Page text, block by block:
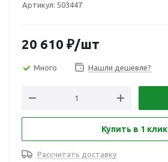
Артикул: 503447
20 610 ₽/шт
Много Нашли дешевле?
Купить в 1 клик
Рассчитать доставку